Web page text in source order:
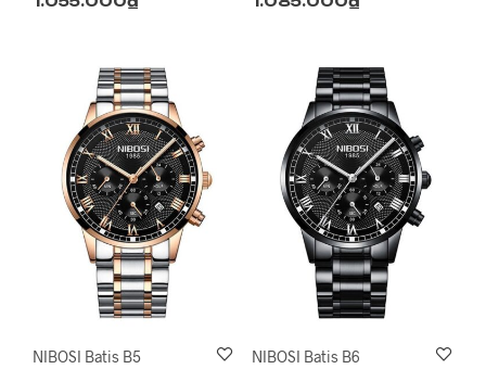
NIBOSI Batis B5 NIBOSI Batis B6